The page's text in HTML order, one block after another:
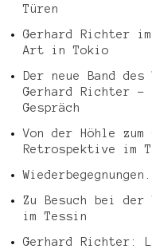
Türen
Gerhard Richter
Art in Tokio
Der neue Band
Gerhard Richter
Gespräch
Von der Höhle
Retrospektive im
Zu Besuch bei der
im Tessin
Gerhard Richter: